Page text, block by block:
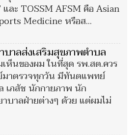
ละ TOSSM AFSM คือ Asian
Medicine หรือส...
บาลส่งเสริมสุขภาพตำบล
เห็นของผม ในที่สุด รพ.สต.ควร
าตรวจทุกวัน มีทันตแพทย์
เภสัช นักกายภาพ นัก
บาลฝ่ายต่างๆ ด้วย แต่ผมไม่